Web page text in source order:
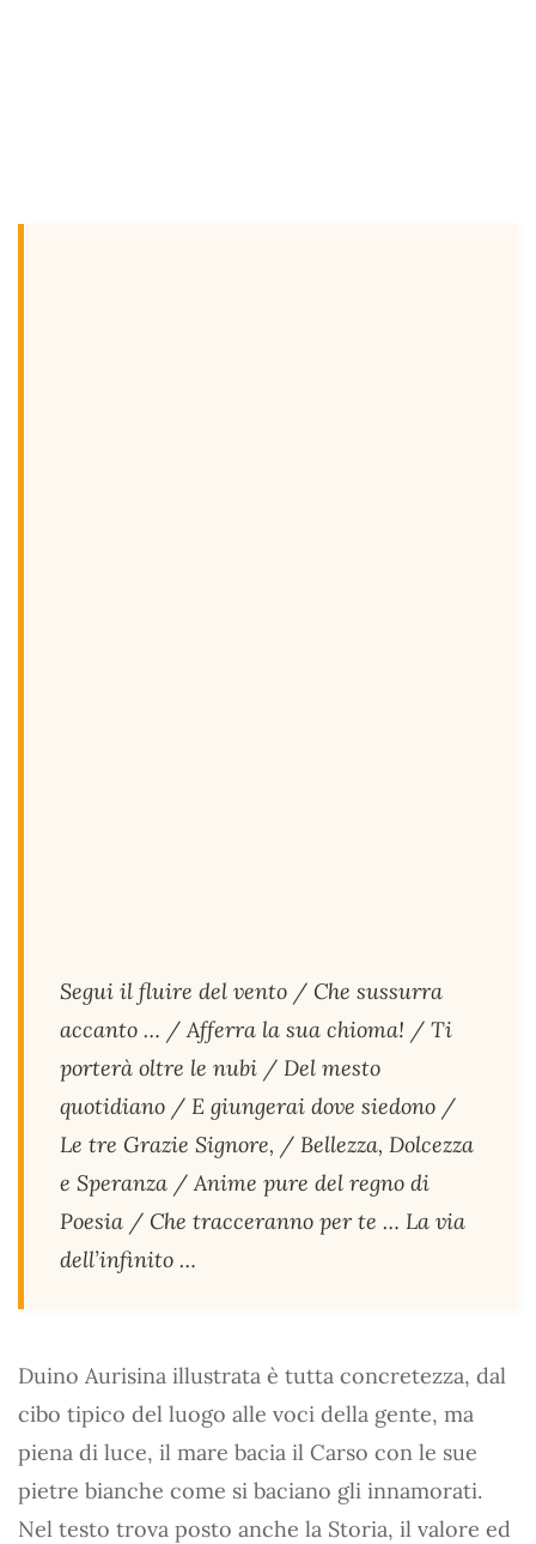
Segui il fluire del vento / Che sussurra
accanto … / Afferra la sua chioma! / Ti
porterà oltre le nubi / Del mesto
quotidiano / E giungerai dove siedono /
Le tre Grazie Signore, / Bellezza, Dolcezza
e Speranza / Anime pure del regno di
Poesia / Che tracceranno per te … La via
dell’infinito …
Duino Aurisina illustrata è tutta concretezza, dal
cibo tipico del luogo alle voci della gente, ma
piena di luce, il mare bacia il Carso con le sue
pietre bianche come si baciano gli innamorati.
Nel testo trova posto anche la Storia, il valore ed